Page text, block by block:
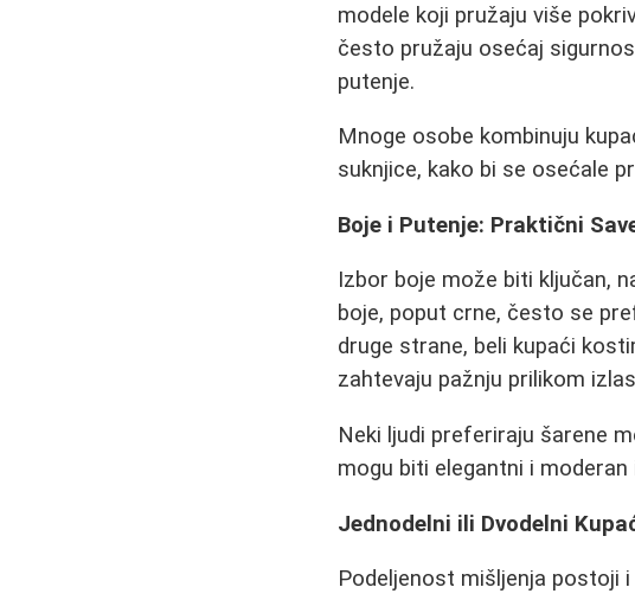
modele koji pružaju više
često pružaju osećaj
putenje.
Mnoge osobe kombinuju
suknjice, kako bi se osećale
Boje i Putenje: Praktični
Izbor boje može biti ključan,
boje, poput crne, često se
druge strane, beli kupaći
zahtevaju pažnju prilikom
Neki ljudi preferiraju šarene
mogu biti elegantni i moderan
Jednodelni ili Dvodelni
Podeljenost mišljenja postoji